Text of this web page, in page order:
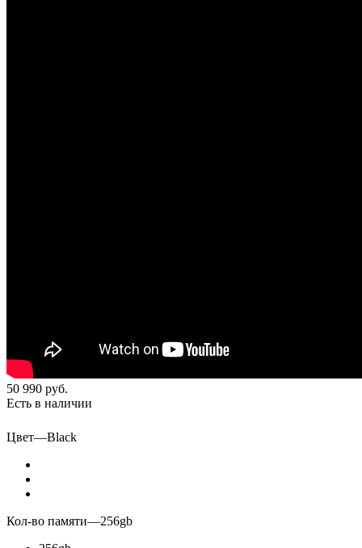
50 990 руб.
Есть в наличии
Цвет—Black
Кол-во памяти—256gb